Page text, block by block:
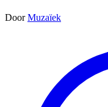
Door Muzaïek